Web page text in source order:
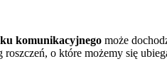
komunikacyjnego może
o które możemy się